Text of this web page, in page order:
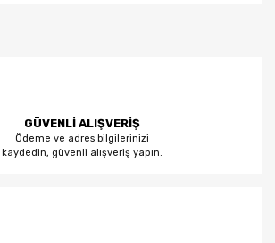
GÜVENLİ ALIŞVERİŞ
Ödeme ve adres bilgilerinizi
kaydedin, güvenli alışveriş yapın.